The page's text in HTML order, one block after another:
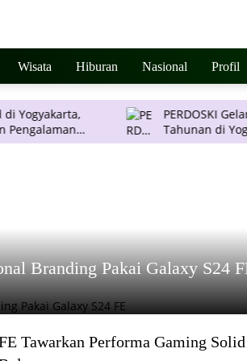
Wisata Hiburan Nasional Profil
PERDOSKI Gelar
Tahunan di Yogyakarta,
Inovasi Dermatologi
Branding Pakai Galaxy S24
Tawarkan Performa Gaming